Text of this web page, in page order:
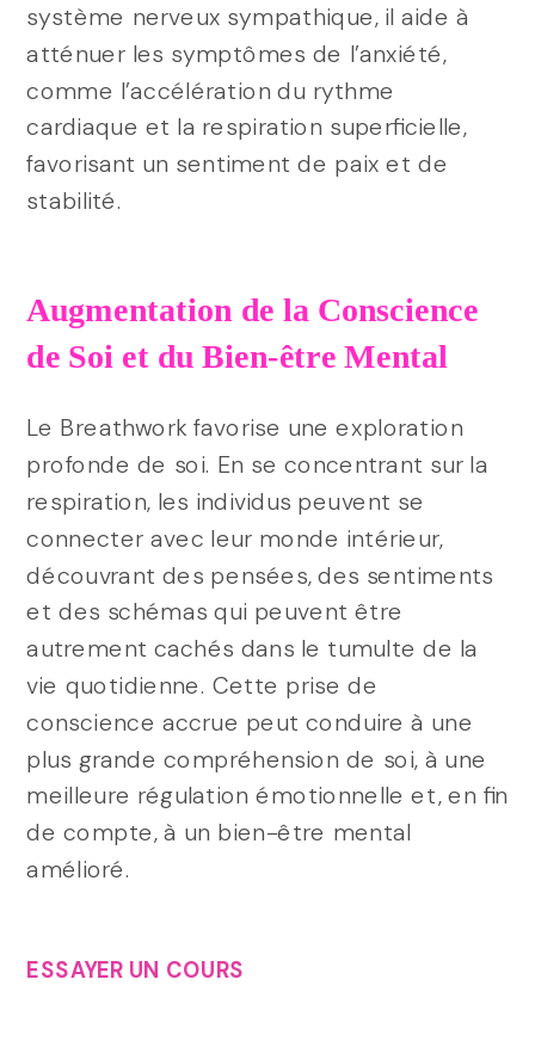
système nerveux sympathique, il aide à
atténuer les symptômes de l’anxiété,
comme l’accélération du rythme
cardiaque et la respiration superficielle,
favorisant un sentiment de paix et de
stabilité.
Augmentation de la Conscience
de Soi et du Bien-être Mental
Le Breathwork favorise une exploration
profonde de soi. En se concentrant sur la
respiration, les individus peuvent se
connecter avec leur monde intérieur,
découvrant des pensées, des sentiments
et des schémas qui peuvent être
autrement cachés dans le tumulte de la
vie quotidienne. Cette prise de
conscience accrue peut conduire à une
plus grande compréhension de soi, à une
meilleure régulation émotionnelle et, en fin
de compte, à un bien-être mental
amélioré.
ESSAYER UN COURS